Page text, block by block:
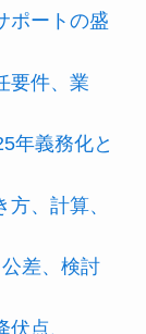
ポートの盛
要件、業
年義務化と
、計算、
差、検討
点、